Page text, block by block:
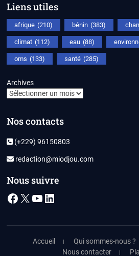
Liens utiles
afrique (210) bénin (383)
climat (112) eau (88)
oms (133) santé (285)
Archives
Nos contacts
(+229) 96150803
redaction@miodjou.com
Nous suivre
Facebook
X YouTube
LinkedIn
Accueil Qui sommes-nous ?
Nous contacter